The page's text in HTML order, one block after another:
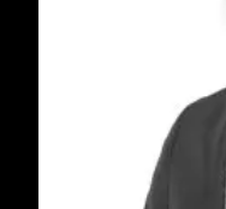
Luis Felipe
emprendedor
en el
Latinoamérica.
como